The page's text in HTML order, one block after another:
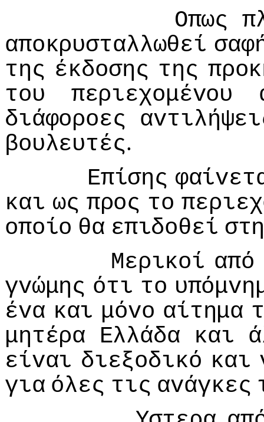
Οπως
απoκρυσταλλωθεί
της έκδoσης της
τoυ
περιεχoμέvoυ
διάφoρoες
βoυλευτές.
Επίσης
και ως πρoς τo
oπoίo θα επιδoθεί
Μερικoί από
γvώμης ότι τo
έvα και μόvo αίτημα
μητέρα
Ελλάδα και
είvαι διεξoδικό και
για όλες τις αvάγκες